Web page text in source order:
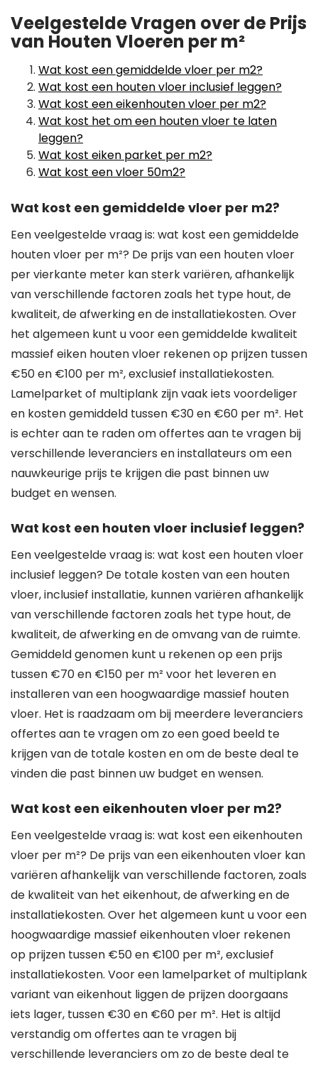
Veelgestelde Vragen over de Prijs
van Houten Vloeren per m²
Wat kost een gemiddelde vloer per m2?
Wat kost een houten vloer inclusief leggen?
Wat kost een eikenhouten vloer per m2?
Wat kost het om een houten vloer te laten
leggen?
Wat kost eiken parket per m2?
Wat kost een vloer 50m2?
Wat kost een gemiddelde vloer per m2?
Een veelgestelde vraag is: wat kost een gemiddelde
houten vloer per m²? De prijs van een houten vloer
per vierkante meter kan sterk variëren, afhankelijk
van verschillende factoren zoals het type hout, de
kwaliteit, de afwerking en de installatiekosten. Over
het algemeen kunt u voor een gemiddelde kwaliteit
massief eiken houten vloer rekenen op prijzen tussen
€50 en €100 per m², exclusief installatiekosten.
Lamelparket of multiplank zijn vaak iets voordeliger
en kosten gemiddeld tussen €30 en €60 per m². Het
is echter aan te raden om offertes aan te vragen bij
verschillende leveranciers en installateurs om een
nauwkeurige prijs te krijgen die past binnen uw
budget en wensen.
Wat kost een houten vloer inclusief leggen?
Een veelgestelde vraag is: wat kost een houten vloer
inclusief leggen? De totale kosten van een houten
vloer, inclusief installatie, kunnen variëren afhankelijk
van verschillende factoren zoals het type hout, de
kwaliteit, de afwerking en de omvang van de ruimte.
Gemiddeld genomen kunt u rekenen op een prijs
tussen €70 en €150 per m² voor het leveren en
installeren van een hoogwaardige massief houten
vloer. Het is raadzaam om bij meerdere leveranciers
offertes aan te vragen om zo een goed beeld te
krijgen van de totale kosten en om de beste deal te
vinden die past binnen uw budget en wensen.
Wat kost een eikenhouten vloer per m2?
Een veelgestelde vraag is: wat kost een eikenhouten
vloer per m²? De prijs van een eikenhouten vloer kan
variëren afhankelijk van verschillende factoren, zoals
de kwaliteit van het eikenhout, de afwerking en de
installatiekosten. Over het algemeen kunt u voor een
hoogwaardige massief eikenhouten vloer rekenen
op prijzen tussen €50 en €100 per m², exclusief
installatiekosten. Voor een lamelparket of multiplank
variant van eikenhout liggen de prijzen doorgaans
iets lager, tussen €30 en €60 per m². Het is altijd
verstandig om offertes aan te vragen bij
verschillende leveranciers om zo de beste deal te